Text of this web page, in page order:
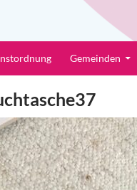
Gemeinden